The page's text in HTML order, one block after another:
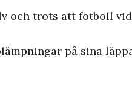
och trots att fotboll
på sina